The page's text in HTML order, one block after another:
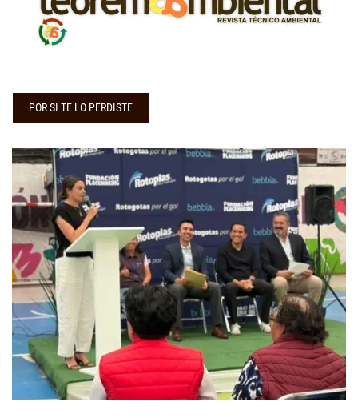
POR SI TE LO PERDISTE